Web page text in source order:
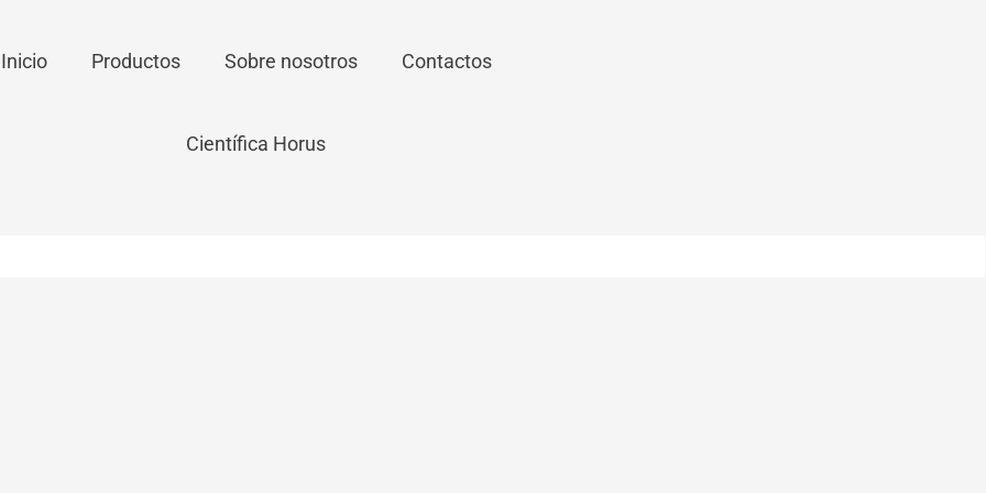
Inicio Productos Sobre nosotros Contactos